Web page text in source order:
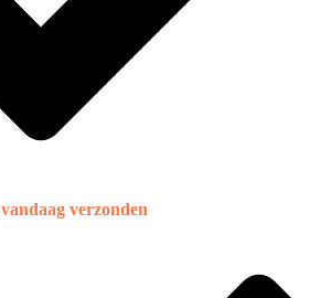
vandaag verzonden